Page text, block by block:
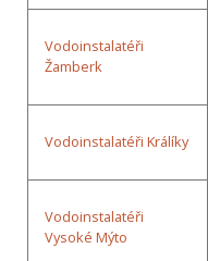
Vodoinstalatéři
Žamberk
Vodoinstalatéři Králíky
Vodoinstalatéři
Vysoké Mýto